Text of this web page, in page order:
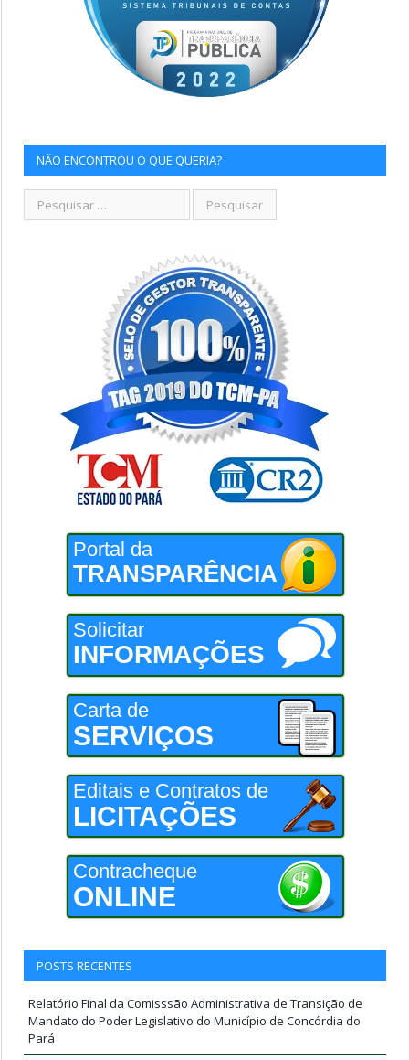
NÃO ENCONTROU O QUE QUERIA?
Portal da
TRANSPARÊNCIA
Solicitar
INFORMAÇÕES
Carta de
SERVIÇOS
Editais e Contratos de
LICITAÇÕES
Contracheque
ONLINE
POSTS RECENTES
Relatório Final da Comisssão Administrativa de Transição de
Mandato do Poder Legislativo do Município de Concórdia do
Pará